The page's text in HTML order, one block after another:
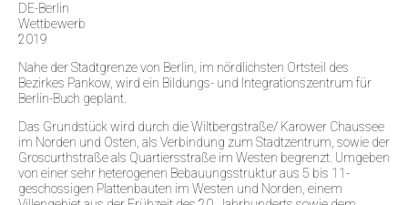
DE-Berlin
Wettbewerb
2019
Nahe der Stadtgrenze von Berlin, im nördlichsten Ortsteil des
Bezirkes Pankow, wird ein Bildungs- und Integrationszentrum für
Berlin-Buch geplant.
Das Grundstück wird durch die Wiltbergstraße/ Karower Chaussee
im Norden und Osten, als Verbindung zum Stadtzentrum, sowie der
Groscurthstraße als Quartiersstraße im Westen begrenzt. Umgeben
von einer sehr heterogenen Bebauungsstruktur aus 5 bis 11-
geschossigen Plattenbauten im Westen und Norden, einem